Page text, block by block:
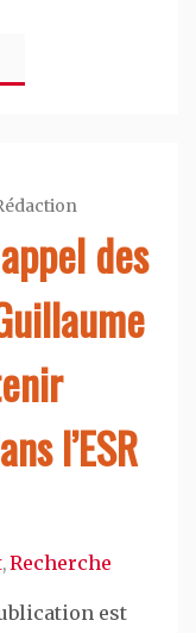
des
l’ESR
,Recherche
est